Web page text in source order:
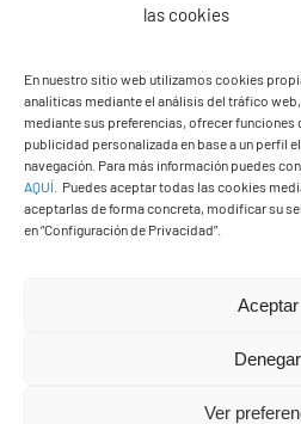
las cookies
En nuestro sitio web utilizamos cookies
analíticas mediante el análisis del tráfico
mediante sus preferencias, ofrecer
publicidad personalizada en base a un perfil
navegación. Para más información puedes
AQUÍ
Puedes aceptar todas las cookies
aceptarlas de forma concreta, modificar su
en “Configuración de Privacidad”.
Aceptar
Denegar
Ver
Ayuntamiento de Yaiza
Pza. de Los Remedios, 1
35570 – Yaiza
Tel:928 83 62 20
© Copyright2026